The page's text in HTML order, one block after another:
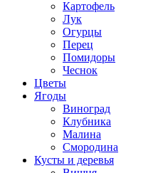
Картофель
Лук
Огурцы
Перец
Помидоры
Чеснок
Цветы
Ягоды
Виноград
Клубника
Малина
Смородина
Кусты и деревья